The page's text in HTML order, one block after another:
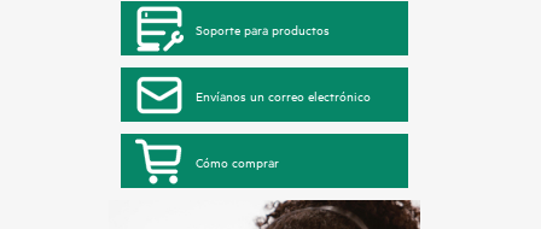
Soporte para productos
Envíanos un correo electrónico
Cómo comprar